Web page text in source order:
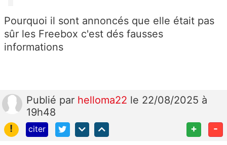
Pourquoi il sont annoncés que elle était pas
sûr les Freebox c'est dés fausses
informations
Publié par helloma22 le 22/08/2025 à
19h48
!
citer + -